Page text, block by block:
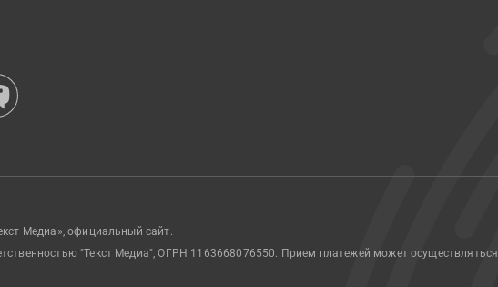
Медиа», официальный сайт.
"Текст Медиа", ОГРН 1163668076550. Прием платежей может осуществляться